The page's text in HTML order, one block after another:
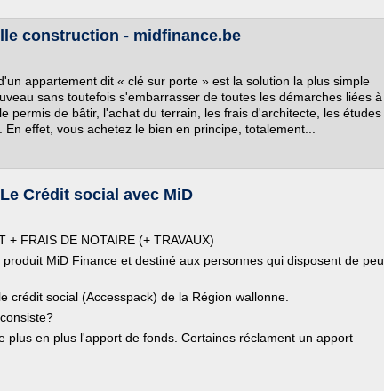
construction - midfinance.be
appartement dit « clé sur porte » est la solution la plus simple
sans toutefois s'embarrasser de toutes les démarches liées à
permis de bâtir, l'achat du terrain, les frais d'architecte, les études
effet, vous achetez le bien en principe, totalement...
Crédit social avec MiD
+ FRAIS DE NOTAIRE (+ TRAVAUX)
MiD Finance et destiné aux personnes qui disposent de peu
crédit social (Accesspack) de la Région wallonne.
plus en plus l'apport de fonds. Certaines réclament un apport